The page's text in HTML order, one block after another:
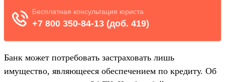
Банк может потребовать застраховать лишь
имущество, являющееся обеспечением по кредиту. Об